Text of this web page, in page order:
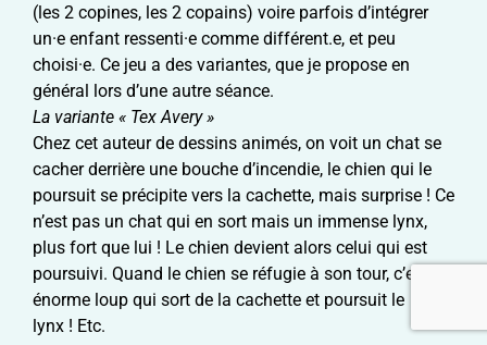
(les 2 copines, les 2 copains) voire parfois d’intégrer
un·e enfant ressenti·e comme différent.e, et peu
choisi·e. Ce jeu a des variantes, que je propose en
général lors d’une autre séance.
La variante « Tex Avery »
Chez cet auteur de dessins animés, on voit un chat se
cacher derrière une bouche d’incendie, le chien qui le
poursuit se précipite vers la cachette, mais surprise ! Ce
n’est pas un chat qui en sort mais un immense lynx,
plus fort que lui ! Le chien devient alors celui qui est
poursuivi. Quand le chien se réfugie à son tour, c’est un
énorme loup qui sort de la cachette et poursuit le
lynx ! Etc.